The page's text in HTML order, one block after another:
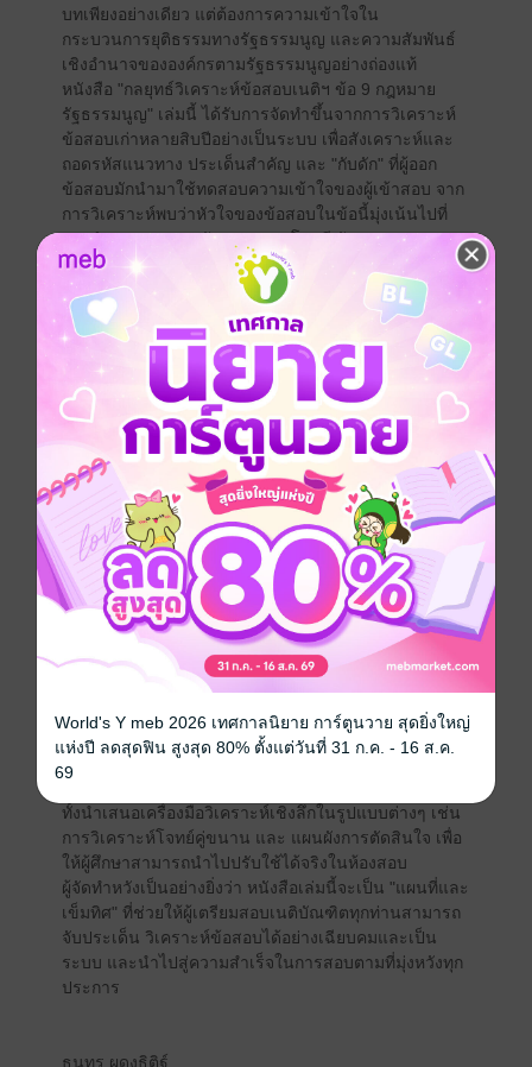
บทเพียงอย่างเดียว แต่ต้องการความเข้าใจใน
กระบวนการยุติธรรมทางรัฐธรรมนูญ และความสัมพันธ์
เชิงอำนาจขององค์กรตามรัฐธรรมนูญอย่างถ่องแท้
หนังสือ "กลยุทธ์วิเคราะห์ข้อสอบเนติฯ ข้อ 9 กฎหมาย
รัฐธรรมนูญ" เล่มนี้ ได้รับการจัดทำขึ้นจากการวิเคราะห์
ข้อสอบเก่าหลายสิบปีอย่างเป็นระบบ เพื่อสังเคราะห์และ
ถอดรหัสแนวทาง ประเด็นสำคัญ และ "กับดัก" ที่ผู้ออก
ข้อสอบมักนำมาใช้ทดสอบความเข้าใจของผู้เข้าสอบ จาก
การวิเคราะห์พบว่าหัวใจของข้อสอบในข้อนี้มุ่งเน้นไปที่
เขตอำนาจของศาลรัฐธรรมนูญ โดยมี รัฐธรรมนูญ
มาตรา 212 เป็นแกนกลางที่ถูกนำมาออกข้อสอบบ่อยครั้ง
ที่สุด
เนื้อหาในหนังสือเล่มนี้จึงมุ่งเน้นการอธิบาย "จุดตัด" ที่
สำคัญซึ่งผู้สอบมักเกิดความสับสน เพื่อให้เกิดความแม่นยำ
ในการวินิจฉัย เช่น:
การแยกแยะระหว่างการโต้แย้ง "บทบัญญัติแห่งกฎหมาย"
(ซึ่งสามารถส่งเรื่องโดยศาลตามมาตรา 212 ได้) กับการ
โต้แย้ง "การกระทำของเจ้าหน้าที่" หรือ "กระบวนการตรา
กฎหมาย" (ซึ่งไม่สามารถใช้ช่องทางดังกล่าวได้)
เงื่อนไขสำคัญที่ว่าศาลที่ส่งเรื่องได้ต้องเป็น "ศาลที่จะใช้
กฎหมายนั้นบังคับแก่คดี" และคดีต้อง "ยังไม่ถึงที่สุด"
คุณสมบัติและลักษณะต้องห้ามของผู้ดำรงตำแหน่ง
ทางการเมือง โดยเฉพาะผลของ "การรอการลงโทษ" ที่ยัง
คงถือว่า "เคยได้รับโทษจำคุก" และผลของ "การล้าง
มลทิน" ที่ไม่สามารถลบล้างข้อเท็จจริงในอดีตอันเป็น
ลักษณะต้องห้ามตามรัฐธรรมนูญได้
เขตอำนาจของ ศาลฎีกาแผนกคดีอาญาของผู้ดำรง
ตำแหน่งทางการเมือง ที่ขยายครอบคลุมไปถึง "ผู้
สนับสนุน" ในการกระทำความผิดด้วย
นอกจากนี้ ยังได้รวบรวมและสรุปหลักการจาก คำวินิจฉัย
ศาลรัฐธรรมนูญ และ คำพิพากษาศาลฎีกา ที่สำคัญซึ่งมัก
ทั้งนำเสนอเครื่องมือวิเคราะห์เชิงลึกในรูปแบบต่างๆ เช่น
การวิเคราะห์โจทย์คู่ขนาน และ แผนผังการตัดสินใจ เพื่อ
ให้ผู้ศึกษาสามารถนำไปปรับใช้ได้จริงในห้องสอบ
ผู้จัดทำหวังเป็นอย่างยิ่งว่า หนังสือเล่มนี้จะเป็น "แผนที่และ
เข็มทิศ" ที่ช่วยให้ผู้เตรียมสอบเนติบัณฑิตทุกท่านสามารถ
จับประเด็น วิเคราะห์ข้อสอบได้อย่างเฉียบคมและเป็น
ระบบ และนำไปสู่ความสำเร็จในการสอบตามที่มุ่งหวังทุก
ประการ
ธนทร ผดุงธิติฐ์
World's Y meb 2026 เทศกาลนิยาย การ์ตูนวาย สุดยิ่งใหญ่
แห่งปี ลดสุดฟิน สูงสุด 80% ตั้งแต่วันที่ 31 ก.ค. - 16 ส.ค.
69